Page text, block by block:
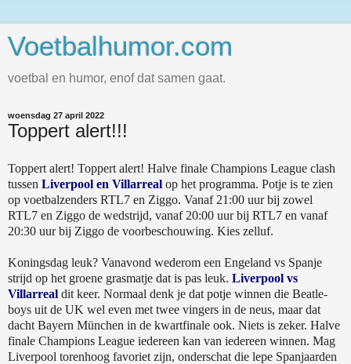
Voetbalhumor.com
voetbal en humor, enof dat samen gaat.
woensdag 27 april 2022
Toppert alert!!!
Toppert alert! Toppert alert! Halve finale Champions League clash
tussen Liverpool en Villarreal op het programma. Potje is te zien
op voetbalzenders RTL7 en Ziggo. Vanaf 21:00 uur bij zowel
RTL7 en Ziggo de wedstrijd, vanaf 20:00 uur bij RTL7 en vanaf
20:30 uur bij Ziggo de voorbeschouwing. Kies zelluf.
Koningsdag leuk? Vanavond wederom een Engeland vs Spanje
strijd op het groene grasmatje dat is pas leuk. Liverpool vs
Villarreal dit keer. Normaal denk je dat potje winnen die Beatle-
boys uit de UK wel even met twee vingers in de neus, maar dat
dacht Bayern München in de kwartfinale ook. Niets is zeker. Halve
finale Champions League iedereen kan van iedereen winnen. Mag
Liverpool torenhoog favoriet zijn, onderschat die lepe Spanjaarden